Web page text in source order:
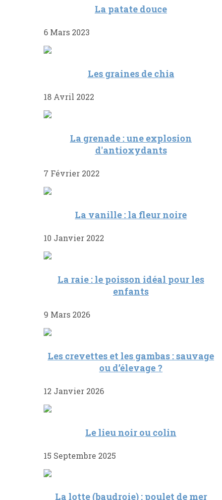
La patate douce
6 Mars 2023
Les graines de chia
18 Avril 2022
La grenade : une explosion
d'antioxydants
7 Février 2022
La vanille : la fleur noire
10 Janvier 2022
La raie : le poisson idéal pour les
enfants
9 Mars 2026
Les crevettes et les gambas : sauvage
ou d’élevage ?
12 Janvier 2026
Le lieu noir ou colin
15 Septembre 2025
La lotte (baudroie) : poulet de mer